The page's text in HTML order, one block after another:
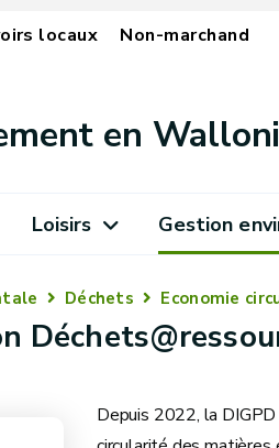
locaux Non-marchand
en
Loisirs Gestion
Déchets Economie
Depuis 2022, la